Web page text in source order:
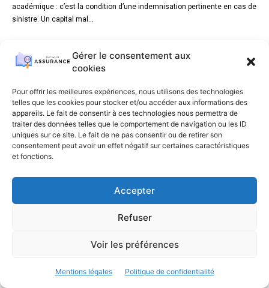
Gérer le consentement aux
cookies
Pour offrir les meilleures expériences, nous utilisons des technologies
telles que les cookies pour stocker et/ou accéder aux informations des
appareils. Le fait de consentir à ces technologies nous permettra de
traiter des données telles que le comportement de navigation ou les ID
uniques sur ce site. Le fait de ne pas consentir ou de retirer son
consentement peut avoir un effet négatif sur certaines caractéristiques
et fonctions.
Accepter
Refuser
Voir les préférences
Mentions légales Politique de confidentialité
académique : c’est la condition d’une indemnisation pertinente en cas de
sinistre. Un capital mal...
1 2 3